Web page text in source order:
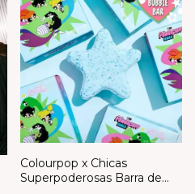
Colourpop x Chicas
Superpoderosas Barra de